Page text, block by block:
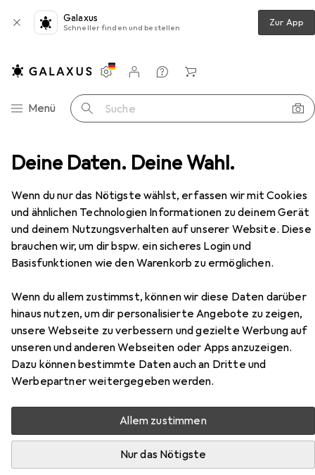
Deine Daten. Deine Wahl.
Wenn du nur das Nötigste wählst, erfassen wir mit Cookies
und ähnlichen Technologien Informationen zu deinem Gerät
und deinem Nutzungsverhalten auf unserer Website. Diese
brauchen wir, um dir bspw. ein sicheres Login und
Basisfunktionen wie den Warenkorb zu ermöglichen.
Wenn du allem zustimmst, können wir diese Daten darüber
hinaus nutzen, um dir personalisierte Angebote zu zeigen,
unsere Webseite zu verbessern und gezielte Werbung auf
unseren und anderen Webseiten oder Apps anzuzeigen.
Dazu können bestimmte Daten auch an Dritte und
Werbepartner weitergegeben werden.
Allem zustimmen
Nur das Nötigste
Galaxus
Schneller finden und bestellen Zur App
Navigation nach Kategorien
Menü Suche
Einstellungen
Kundenkonto
Vergleichslisten
Merklisten
Warenkorb
Sicherheitsschuhe Tegera Clean
EUR
172,34
Tegera
Clean
8 Grössen
Zubehör für Tegera Clean
Hier findest du passendes Zubehör zum Produkt Tegera
Clean aus der Kategorie Sohlen.